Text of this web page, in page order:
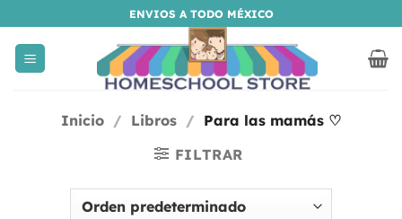
al
contenido
ENVIOS A TODO MÉXICO
Inicio / Libros / Para las mamás ♡
FILTRAR